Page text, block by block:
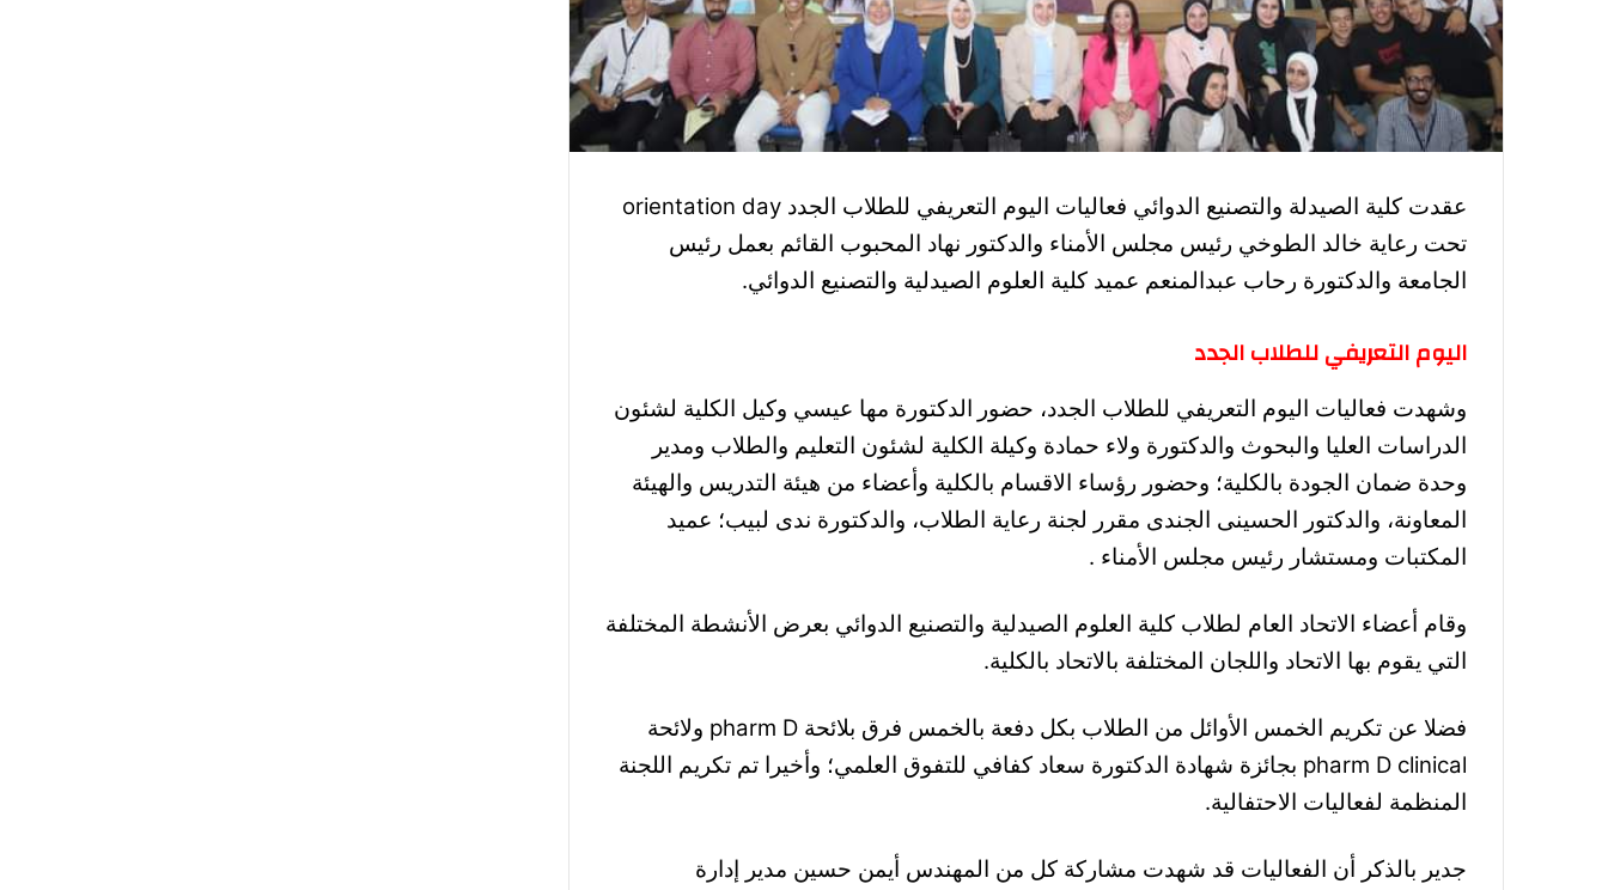
عقدت كلية الصيدلة والتصنيع الدوائي فعاليات اليوم التعريفي للطلاب الجدد orientation day
تحت رعاية خالد الطوخي رئيس مجلس الأمناء والدكتور نهاد المحبوب القائم بعمل رئيس
الجامعة والدكتورة رحاب عبدالمنعم عميد كلية العلوم الصيدلية والتصنيع الدوائي.
اليوم التعريفي للطلاب الجدد
وشهدت فعاليات اليوم التعريفي للطلاب الجدد، حضور الدكتورة مها عيسي وكيل الكلية لشئون
الدراسات العليا والبحوث والدكتورة ولاء حمادة وكيلة الكلية لشئون التعليم والطلاب ومدير
وحدة ضمان الجودة بالكلية؛ وحضور رؤساء الاقسام بالكلية وأعضاء من هيئة التدريس والهيئة
المعاونة، والدكتور الحسينى الجندى مقرر لجنة رعاية الطلاب، والدكتورة ندى لبيب؛ عميد
المكتبات ومستشار رئيس مجلس الأمناء .
وقام أعضاء الاتحاد العام لطلاب كلية العلوم الصيدلية والتصنيع الدوائي بعرض الأنشطة المختلفة
التي يقوم بها الاتحاد واللجان المختلفة بالاتحاد بالكلية.
فضلا عن تكريم الخمس الأوائل من الطلاب بكل دفعة بالخمس فرق بلائحة pharm D ولائحة
pharm D clinical بجائزة شهادة الدكتورة سعاد كفافي للتفوق العلمي؛ وأخيرا تم تكريم اللجنة
المنظمة لفعاليات الاحتفالية.
جدير بالذكر أن الفعاليات قد شهدت مشاركة كل من المهندس أيمن حسين مدير إدارة